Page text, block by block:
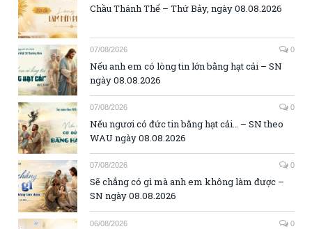
Chầu Thánh Thể – Thứ Bảy, ngày 08.08.2026
07/08/2026 0
Nếu anh em có lòng tin lớn bằng hạt cải – SN
ngày 08.08.2026
07/08/2026 0
Nếu ngươi có đức tin bằng hạt cải… – SN theo
WAU ngày 08.08.2026
07/08/2026 0
Sẽ chẳng có gì mà anh em không làm được –
SN ngày 08.08.2026
06/08/2026 0